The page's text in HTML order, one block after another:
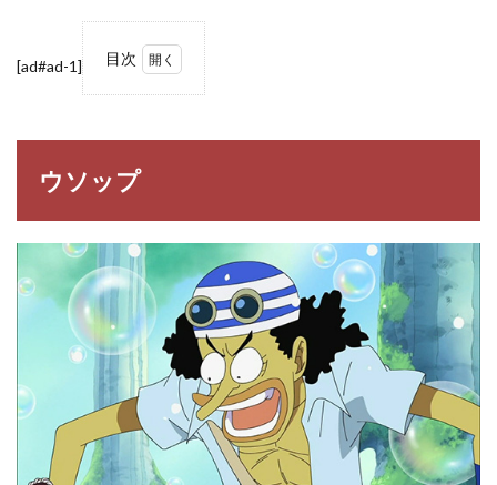
[ad#ad-1] 目次
【ONE
ウソッ
プの名
言・名
セリフ
3
【ONE
PIECE】
登場人
物一覧
ウソップ